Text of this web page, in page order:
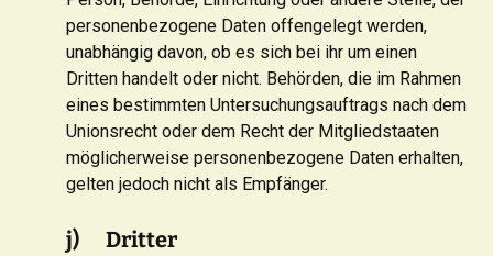
personenbezogene Daten offengelegt werden,
unabhängig davon, ob es sich bei ihr um einen
Dritten handelt oder nicht. Behörden, die im Rahmen
eines bestimmten Untersuchungsauftrags nach dem
Unionsrecht oder dem Recht der Mitgliedstaaten
möglicherweise personenbezogene Daten erhalten,
gelten jedoch nicht als Empfänger.
j) Dritter